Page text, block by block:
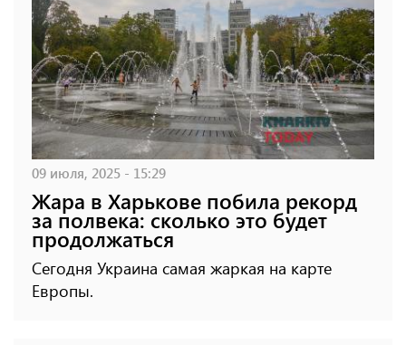
09 июля, 2025 - 15:29
Жара в Харькове побила рекорд
за полвека: сколько это будет
продолжаться
Сегодня Украина самая жаркая на карте
Европы.